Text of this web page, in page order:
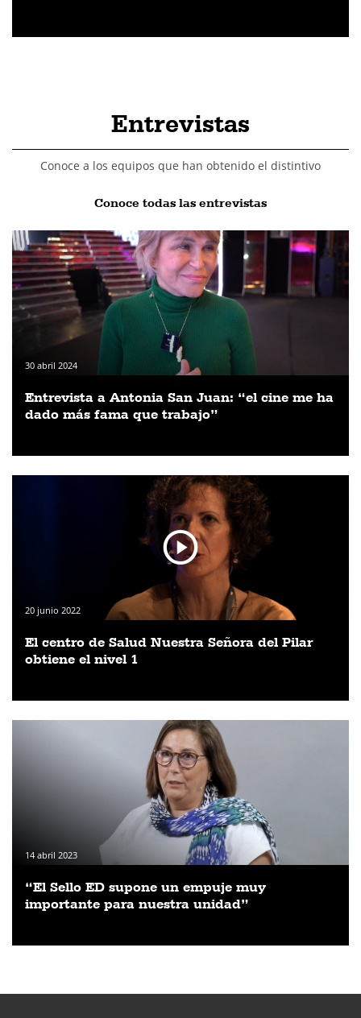
Entrevistas
Conoce a los equipos que han obtenido el distintivo
Conoce todas las entrevistas
30 abril 2024
Entrevista a Antonia San Juan: “el cine me ha
dado más fama que trabajo”
20 junio 2022
El centro de Salud Nuestra Señora del Pilar
obtiene el nivel 1
14 abril 2023
“El Sello ED supone un empuje muy
importante para nuestra unidad”